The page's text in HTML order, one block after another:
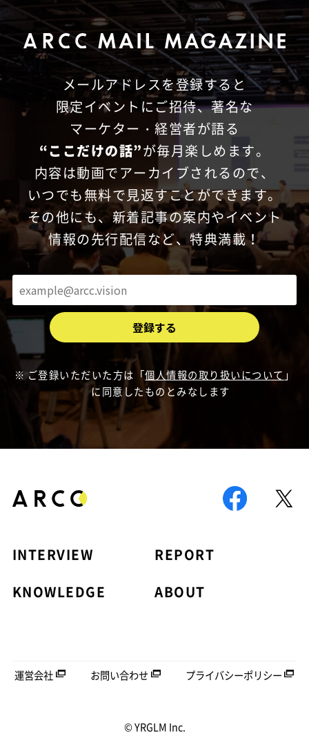
メールアドレスを登録すると
限定イベントにご招待、著名な
マーケター・経営者が語る
“ここだけの話”が毎月楽しめます。
内容は動画でアーカイブされるので、
いつでも無料で見返すことができます。
その他にも、新着記事の案内やイベント
情報の先行配信など、特典満載！
ご登録いただいた方は「個人情報の取り扱いについて 」
に同意したものとみなします
INTERVIEW
REPORT
KNOWLEDGE
ABOUT
運営会社 お問い合わせ プライバシーポリシー
© YRGLM Inc.